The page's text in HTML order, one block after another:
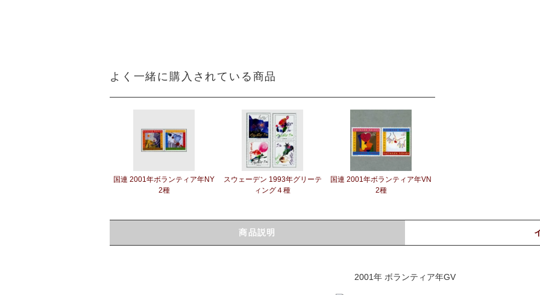
よく一緒に購入されている商品
国連 2001年ボランティア年NY
2種
スウェーデン 1993年グリーテ
ィング４種
国連 2001年ボランティア年VN
2種
商品説明
2001年 ボランティア年GV